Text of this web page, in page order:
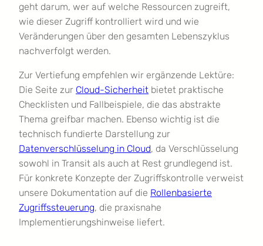
geht darum, wer auf welche Ressourcen zugreift,
wie dieser Zugriff kontrolliert wird und wie
Veränderungen über den gesamten Lebenszyklus
nachverfolgt werden.
Zur Vertiefung empfehlen wir ergänzende Lektüre:
Die Seite zur Cloud-Sicherheit bietet praktische
Checklisten und Fallbeispiele, die das abstrakte
Thema greifbar machen. Ebenso wichtig ist die
technisch fundierte Darstellung zur
Datenverschlüsselung in Cloud, da Verschlüsselung
sowohl in Transit als auch at Rest grundlegend ist.
Für konkrete Konzepte der Zugriffskontrolle verweist
unsere Dokumentation auf die Rollenbasierte
Zugriffssteuerung, die praxisnahe
Implementierungshinweise liefert.